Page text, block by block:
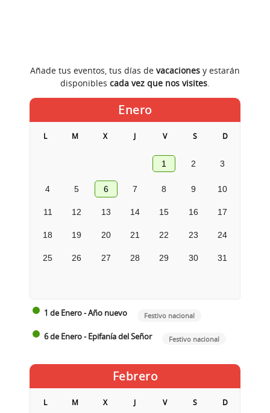
Enero
L M X J V S D
1 2 3
4 5 6 7 8 9 10
11 12 13 14 15 16 17
18 19 20 21 22 23 24
25 26 27 28 29 30 31
1 de Enero - Año nuevo Festivo nacional
6 de Enero - Epifanía del Señor Festivo nacional
Febrero
L M X J V S D
Añade tus eventos, tus días de vacaciones y estarán
disponibles cada vez que nos visites.